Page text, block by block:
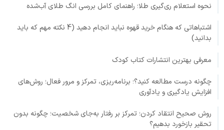
نحوه استعلام ری‌گیری طلا؛ راهنمای کامل بررسی انگ طلای آب‌شده
اشتباهاتی که هنگام خرید قهوه نباید انجام دهید (4 نکته مهم که باید
بدانید)
معرفی بهترین انتشارات کتاب کودک
چگونه درست مطالعه کنید؟؛ برنامه‌ریزی، تمرکز و مرور فعال؛ روش‌های
افزایش یادگیری و یادآوری
روش صحیح انتقاد کردن؛ تمرکز بر رفتار به‌جای شخصیت؛ چگونه بدون
تحقیر بازخورد بدهیم؟